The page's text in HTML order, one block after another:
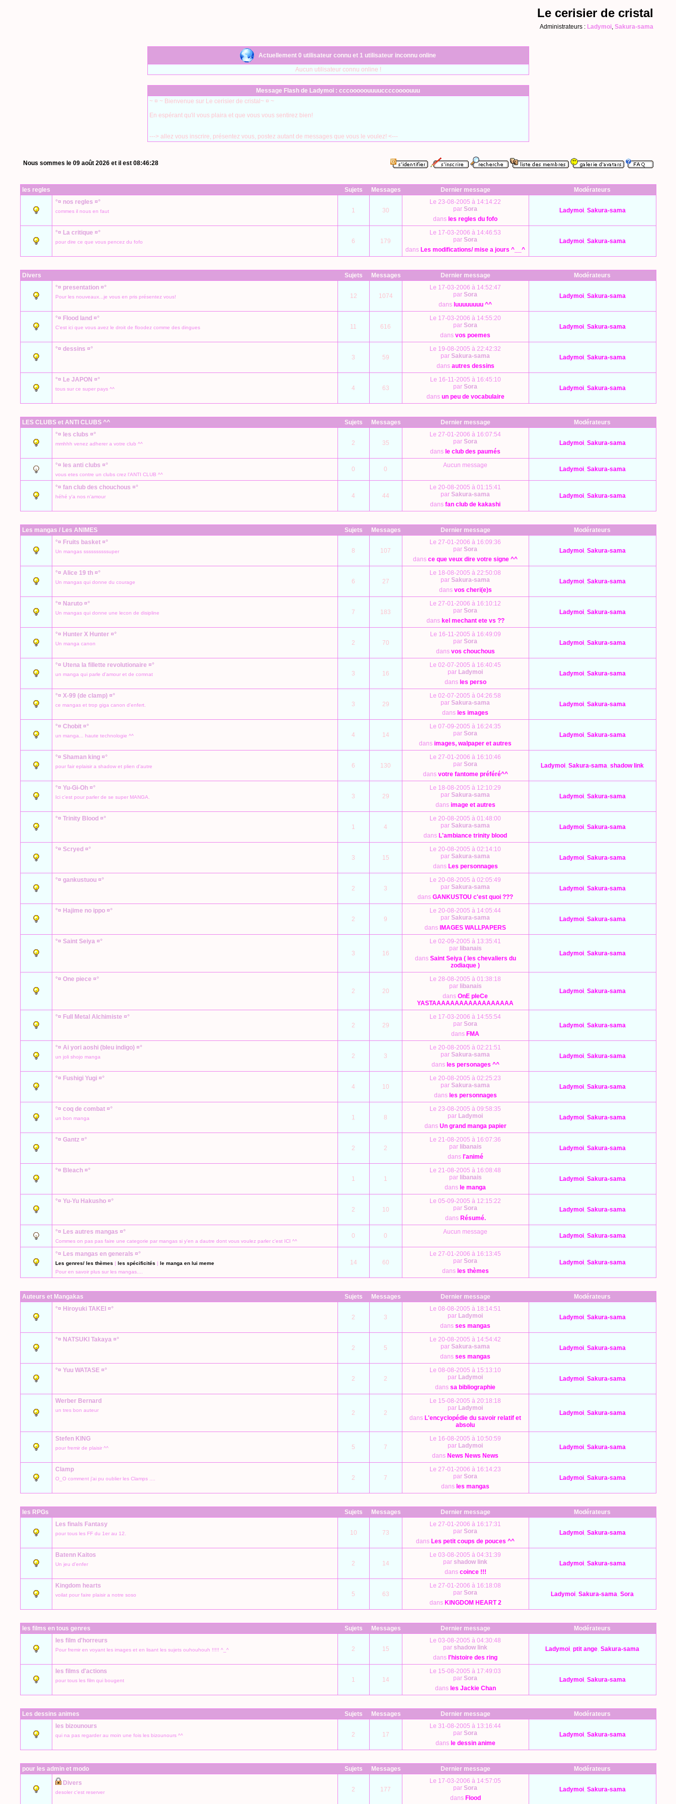
Le cerisier de cristal
Administrateurs : Ladymoi, Sakura-sama
Actuellement 0 utilisateur connu et 1 utilisateur inconnu online
Aucun utilisateur connu online !
Message Flash de Ladymoi : cccooooouuuuccccoooouuu
~ ¤ ~ Bienvenue sur Le cerisier de cristal~ ¤ ~
En espérant qu'il vous plaira et que vous vous sentirez bien!
---> allez vous inscrire, présentez vous, postez autant de messages que vous le voulez! <---
Nous sommes le 09 août 2026 et il est 08:46:28
les regles Sujets Messages Dernier message
Modérateurs
°¤ nos regles ¤°
commes il nous en faut 1 30
Le 23-08-2005 à 14:14:22
par Sora
dans les regles du fofo
Ladymoi, Sakura-sama
°¤ La critique ¤°
pour dire ce que vous pencez du fofo 6 179
Le 17-03-2006 à 14:46:53
par Sora
dans Les modifications/ mise a jours ^__^
Ladymoi, Sakura-sama
Divers Sujets Messages Dernier message
Modérateurs
°¤ presentation ¤°
Pour les nouveaux...je vous en pris présentez vous! 12 1074
Le 17-03-2006 à 14:52:47
par Sora
dans luuuuuuuu ^^
Ladymoi, Sakura-sama
°¤ Flood land ¤°
C'est ici que vous avez le droit de floodez comme des dingues 11 616
Le 17-03-2006 à 14:55:20
par Sora
dans vos poemes
Ladymoi, Sakura-sama
°¤ dessins ¤°
3
59
Le 19-08-2005 à 22:42:32
par Sakura-sama
dans autres dessins
Ladymoi, Sakura-sama
°¤ Le JAPON ¤°
tous sur ce super pays ^^ 4 63
Le 16-11-2005 à 16:45:10
par Sora
dans un peu de vocabulaire
Ladymoi, Sakura-sama
LES CLUBS et ANTI CLUBS ^^ Sujets Messages Dernier message
Modérateurs
°¤ les clubs ¤°
mmhhh venez adherer a votre club ^^ 2 35
Le 27-01-2006 à 16:07:54
par Sora
dans le club des paumés
Ladymoi, Sakura-sama
°¤ les anti clubs ¤°
vous etes contre un clubs crez l'ANTI CLUB ^^
0 0
Aucun message
Ladymoi, Sakura-sama
°¤ fan club des chouchous ¤°
héhé y'a nos n'amour 4 44
Le 20-08-2005 à 01:15:41
par Sakura-sama
dans fan club de kakashi
Ladymoi, Sakura-sama
Les mangas / Les ANIMES Sujets Messages Dernier message
Modérateurs
°¤ Fruits basket ¤°
Un mangas ssssssssssuper 8 107
Le 27-01-2006 à 16:09:36
par Sora
dans ce que veux dire votre signe ^^
Ladymoi, Sakura-sama
°¤ Alice 19 th ¤°
Un mangas qui donne du courage 6 27
Le 18-08-2005 à 22:50:08
par Sakura-sama
dans vos cheri(e)s
Ladymoi, Sakura-sama
°¤ Naruto ¤°
Un mangas qui donne une lecon de disipline 7 183
Le 27-01-2006 à 16:10:12
par Sora
dans kel mechant ete vs ??
Ladymoi, Sakura-sama
°¤ Hunter X Hunter ¤°
Un manga canon 2 70
Le 16-11-2005 à 16:49:09
par Sora
dans vos chouchous
Ladymoi, Sakura-sama
°¤ Utena la fillette revolutionaire ¤°
un manga qui parle d'amour et de comnat 3 16
Le 02-07-2005 à 16:40:45
par Ladymoi
dans les perso
Ladymoi, Sakura-sama
°¤ X-99 (de clamp) ¤°
ce mangas et trop giga canon d'enfert. 3 29
Le 02-07-2005 à 04:26:58
par Sakura-sama
dans les images
Ladymoi, Sakura-sama
°¤ Chobit ¤°
un manga... haute technologie ^^ 4 14
Le 07-09-2005 à 16:24:35
par Sora
dans images, walpaper et autres
Ladymoi, Sakura-sama
°¤ Shaman king ¤°
pour fair eplaisir a shadow et plien d'autre 6 130
Le 27-01-2006 à 16:10:46
par Sora
dans votre fantome préféré^^
Ladymoi, Sakura-sama, shadow link
°¤ Yu-Gi-Oh ¤°
Ici c'est pour parler de se super MANGA. 3 29
Le 18-08-2005 à 12:10:29
par Sakura-sama
dans image et autres
Ladymoi, Sakura-sama
°¤ Trinity Blood ¤°
1
4
Le 20-08-2005 à 01:48:00
par Sakura-sama
dans L'ambiance trinity blood
Ladymoi, Sakura-sama
°¤ Scryed ¤°
3
15
Le 20-08-2005 à 02:14:10
par Sakura-sama
dans Les personnages
Ladymoi, Sakura-sama
°¤ gankustuou ¤°
2
3
Le 20-08-2005 à 02:05:49
par Sakura-sama
dans GANKUSTOU c'est quoi ???
Ladymoi, Sakura-sama
°¤ Hajime no ippo ¤°
2
9
Le 20-08-2005 à 14:05:44
par Sakura-sama
dans IMAGES WALLPAPERS
Ladymoi, Sakura-sama
°¤ Saint Seiya ¤°
3
16
Le 02-09-2005 à 13:35:41
par libanais
dans Saint Seiya ( les chevaliers du
zodiaque )
Ladymoi, Sakura-sama
°¤ One piece ¤°
2
20
Le 28-08-2005 à 01:38:18
par libanais
dans OnE pIeCe
YASTAAAAAAAAAAAAAAAAAA
Ladymoi, Sakura-sama
°¤ Full Metal Alchimiste ¤°
2
29
Le 17-03-2006 à 14:55:54
par Sora
dans FMA
Ladymoi, Sakura-sama
°¤ Ai yori aoshi (bleu indigo) ¤°
un joli shojo manga 2 3
Le 20-08-2005 à 02:21:51
par Sakura-sama
dans les personages ^^
Ladymoi, Sakura-sama
°¤ Fushigi Yugi ¤°
4
10
Le 20-08-2005 à 02:25:23
par Sakura-sama
dans les personnages
Ladymoi, Sakura-sama
°¤ coq de combat ¤°
un bon manga 1 8
Le 23-08-2005 à 09:58:35
par Ladymoi
dans Un grand manga papier
Ladymoi, Sakura-sama
°¤ Gantz ¤°
2
2
Le 21-08-2005 à 16:07:36
par libanais
dans l'animé
Ladymoi, Sakura-sama
°¤ Bleach ¤°
1
1
Le 21-08-2005 à 16:08:48
par libanais
dans le manga
Ladymoi, Sakura-sama
°¤ Yu-Yu Hakusho ¤°
2
10
Le 05-09-2005 à 12:15:22
par Sora
dans Résumé.
Ladymoi, Sakura-sama
°¤ Les autres mangas ¤°
Commes on pas pas faire une categorie par mangas si y'en a dautre dont vous voulez parler c'est ICI ^^
0 0
Aucun message
Ladymoi, Sakura-sama
°¤ Les mangas en generals ¤°
Les genres/ les thèmes | les spécificités | le manga en lui meme
Pour en savoir plus sur les mangas....
14 60
Le 27-01-2006 à 16:13:45
par Sora
dans les thèmes
Ladymoi, Sakura-sama
Auteurs et Mangakas Sujets Messages Dernier message
Modérateurs
°¤ Hiroyuki TAKEI ¤°
2
3
Le 08-08-2005 à 18:14:51
par Ladymoi
dans ses mangas
Ladymoi, Sakura-sama
°¤ NATSUKI Takaya ¤°
2
5
Le 20-08-2005 à 14:54:42
par Sakura-sama
dans ses mangas
Ladymoi, Sakura-sama
°¤ Yuu WATASE ¤°
2
2
Le 08-08-2005 à 15:13:10
par Ladymoi
dans sa bibliographie
Ladymoi, Sakura-sama
Werber Bernard
un tres bon auteur 2 2
Le 15-08-2005 à 20:18:18
par Ladymoi
dans L'encyclopédie du savoir relatif et
absolu
Ladymoi, Sakura-sama
Stefen KING
pour fremir de plaisir ^^ 5 7
Le 16-08-2005 à 10:50:59
par Ladymoi
dans News News News
Ladymoi, Sakura-sama
Clamp
O_O comment j'ai pu oublier les Clamps .... 2 7
Le 27-01-2006 à 16:14:23
par Sora
dans les mangas
Ladymoi, Sakura-sama
les RPGs Sujets Messages Dernier message
Modérateurs
Les finals Fantasy
pour tous les FF du 1er au 12. 10 73
Le 27-01-2006 à 16:17:31
par Sora
dans Les petit coups de pouces ^^
Ladymoi, Sakura-sama
Batenn Kaitos
Un jeu d'enfer 2 14
Le 03-08-2005 à 04:31:39
par shadow link
dans coince !!!
Ladymoi, Sakura-sama
Kingdom hearts
voilat pour faire plaisir a notre soso 5 63
Le 27-01-2006 à 16:18:08
par Sora
dans KINGDOM HEART 2
Ladymoi, Sakura-sama, Sora
les films en tous genres Sujets Messages Dernier message
Modérateurs
les film d'horreurs
Pour fremir en voyant les images et en lisant les sujets ouhouhouh !!!!! ^_^ 2 15
Le 03-08-2005 à 04:30:48
par shadow link
dans l'histoire des ring
Ladymoi, ptit ange, Sakura-sama
les films d'actions
pour tous les film qui bougent 1 14
Le 15-08-2005 à 17:49:03
par Sora
dans les Jackie Chan
Ladymoi, Sakura-sama
Les dessins animes Sujets Messages Dernier message
Modérateurs
les bizounours
qui na pas regarder au moin une fois les bizounours ^^ 2 17
Le 31-08-2005 à 13:16:44
par Sora
dans le dessin anime
Ladymoi, Sakura-sama
pour les admin et modo Sujets Messages Dernier message
Modérateurs
Divers
desoler c'est reserver 2 177
Le 17-03-2006 à 14:57:05
par Sora
dans Flood
Ladymoi, Sakura-sama